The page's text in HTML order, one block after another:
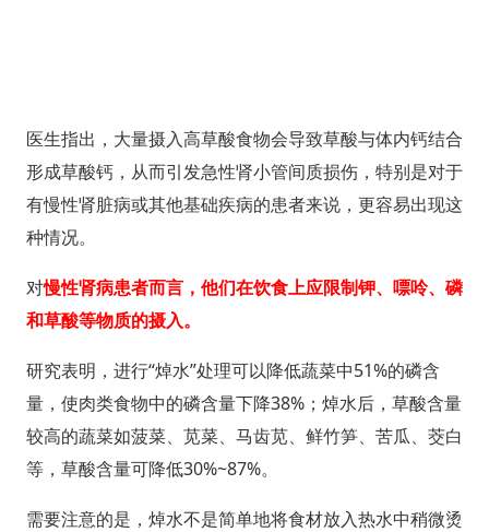
医生指出，大量摄入高草酸食物会导致草酸与体内钙结合
形成草酸钙，从而引发急性肾小管间质损伤，特别是对于
有慢性肾脏病或其他基础疾病的患者来说，更容易出现这
种情况。
对慢性肾病患者而言，他们在饮食上应限制钾、嘌呤、磷
和草酸等物质的摄入。
研究表明，进行“焯水”处理可以降低蔬菜中51%的磷含
量，使肉类食物中的磷含量下降38%；焯水后，草酸含量
较高的蔬菜如菠菜、苋菜、马齿苋、鲜竹笋、苦瓜、茭白
等，草酸含量可降低30%~87%。
需要注意的是，焯水不是简单地将食材放入热水中稍微烫